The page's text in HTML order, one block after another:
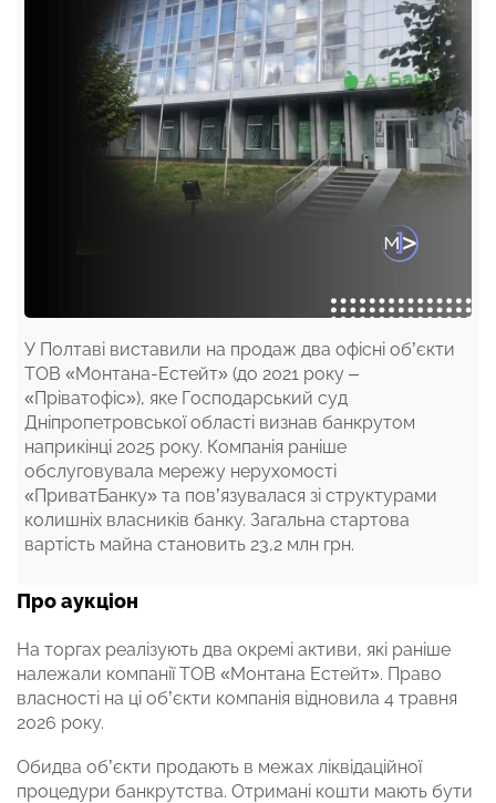
У Полтаві виставили на продаж два офісні об’єкти
ТОВ «Монтана-Естейт» (до 2021 року –
«Пріватофіс»), яке Господарський суд
Дніпропетровської області визнав банкрутом
наприкінці 2025 року. Компанія раніше
обслуговувала мережу нерухомості
«ПриватБанку» та пов’язувалася зі структурами
колишніх власників банку. Загальна стартова
вартість майна становить 23,2 млн грн.
Про аукціон
На торгах реалізують два окремі активи, які раніше
належали компанії ТОВ «Монтана Естейт». Право
власності на ці об’єкти компанія відновила 4 травня
2026 року.
Обидва об’єкти продають в межах ліквідаційної
процедури банкрутства. Отримані кошти мають бути